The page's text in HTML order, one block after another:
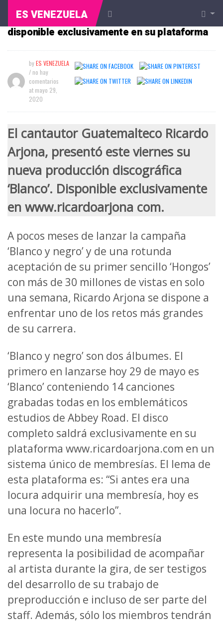
ES VENEZUELA
Ricardo Arjona estrena el disco ‘Blanco’
disponible exclusivamente en su plataforma
byES VENEZUELA
/ no hay
comentarios
at mayo 29,
2020
El cantautor Guatemalteco Ricardo
Arjona, presentó este viernes su
nueva producción discográfica
‘Blanco’. Disponible exclusivamente
en www.ricardoarjona com.
A pocos meses de lanzar la campaña
‘Blanco y negro’ y de una rotunda
aceptación de su primer sencillo ‘Hongos’
con más de 30 millones de vistas en solo
una semana, Ricardo Arjona se dispone a
enfrentar uno de los retos más grandes
de su carrera.
‘Blanco y negro’ son dos álbumes. El
primero en lanzarse hoy 29 de mayo es
‘Blanco’ conteniendo 14 canciones
grabadas todas en los emblemáticos
estudios de Abbey Road. El disco
completo saldrá exclusivamente en su
plataforma www.ricardoarjona.com en un
sistema único de membresías. El lema de
esta plataforma es: “Si antes era una
locura adquirir una membresía, hoy es
una locura no hacerlo”.
En este mundo una membresía
representa la posibilidad de acompañar
al artista durante la gira, de ser testigos
del desarrollo de su trabajo de
preproducción e incluso de ser parte del
staff. Además, sólo los miembros tendrán